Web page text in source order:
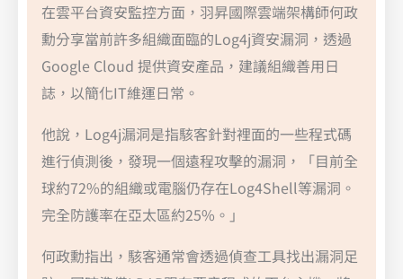
在雲平台資安監控方面，羽昇國際雲端架構師何政
勳分享當前許多組織面臨的Log4j資安漏洞，透過
Google Cloud 提供資安產品，建議組織善用日
誌，以簡化IT維運日常。
他說，Log4j漏洞是指駭客針對裡面的一些程式碼
進行偵測後，發現一個遠程攻擊的漏洞，「目前全
球約72%的組織或電腦仍存在Log4Shell等漏洞。
完全防護率在亞太區約25%。」
何政勳指出，駭客通常會透過偵查工具找出漏洞足